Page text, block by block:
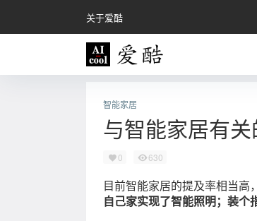
关于爱酷
智能家居
与智能家居有
0 630
目前智能家居的提及率相当高
自己家实现了智能照明；装个